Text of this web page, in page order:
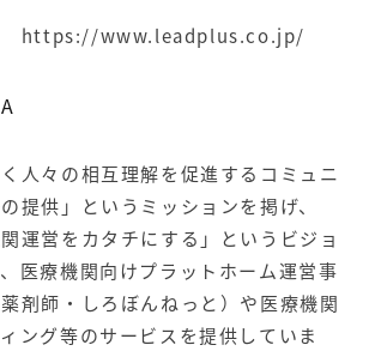
https://www.leadplus.co.jp/
く人々の相互理解を促進するコミュニ
提供」というミッションを掲げ、
関運営をカタチにする」というビジョ
医療機関向けプラットホーム運営事
剤師・しろぼんねっと）や医療機関
ング等のサービスを提供していま